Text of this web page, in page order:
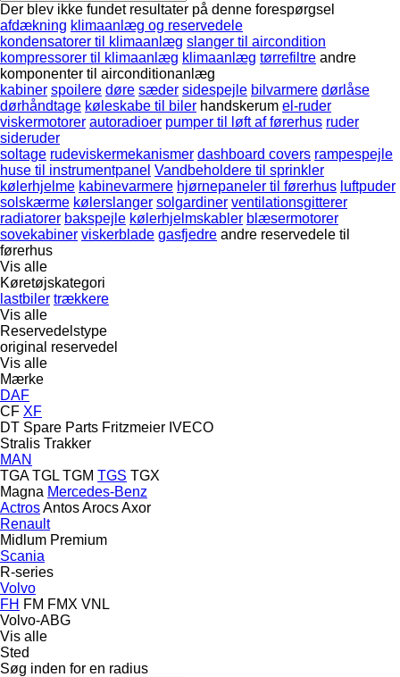
Der blev ikke fundet resultater på denne forespørgsel
afdækning klimaanlæg og reservedele
kondensatorer til klimaanlæg slanger til aircondition
kompressorer til klimaanlæg klimaanlæg tørrefiltre andre
komponenter til airconditionanlæg
kabiner spoilere døre sæder sidespejle bilvarmere dørlåse
dørhåndtage køleskabe til biler handskerum el-ruder
viskermotorer autoradioer pumper til løft af førerhus ruder
sideruder
soltage rudeviskermekanismer dashboard covers rampespejle
huse til instrumentpanel Vandbeholdere til sprinkler
kølerhjelme kabinevarmere hjørnepaneler til førerhus luftpuder
solskærme kølerslanger solgardiner ventilationsgitterer
radiatorer bakspejle kølerhjelmskabler blæsermotorer
sovekabiner viskerblade gasfjedre andre reservedele til
førerhus
Vis alle
Køretøjskategori
lastbiler trækkere
Vis alle
Reservedelstype
original reservedel
Vis alle
Mærke
DAF
CF XF
DT Spare Parts Fritzmeier IVECO
Stralis Trakker
MAN
TGA TGL TGM TGS TGX
Magna Mercedes-Benz
ActrosAntosArocsAxor
Renault
Midlum Premium
Scania
R-series
Volvo
FH FM FMX VNL
Volvo-ABG
Vis alle
Sted
Søg inden for en radius